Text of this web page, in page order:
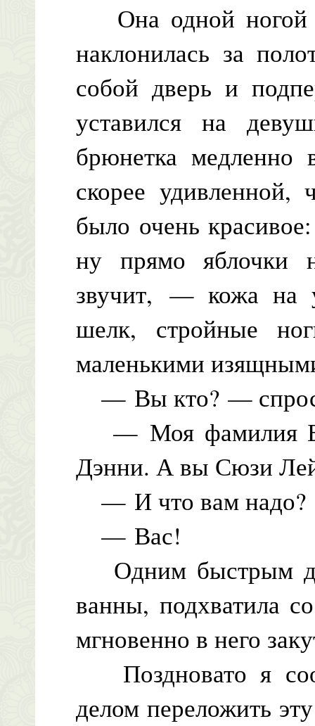
Она одной ногой
наклонилась за
собой дверь и
уставился на
брюнетка медленно
скорее
было очень
ну прямо яблочки
звучит, — кожа на
шелк, стройные
маленькими
— Вы кто? —
— Моя фамилия
Дэнни. А вы Сюзи
— И что вам надо?
— Вас!
Одним быстрым
ванны, подхватила
мгновенно в него
Поздновато я
делом переложить